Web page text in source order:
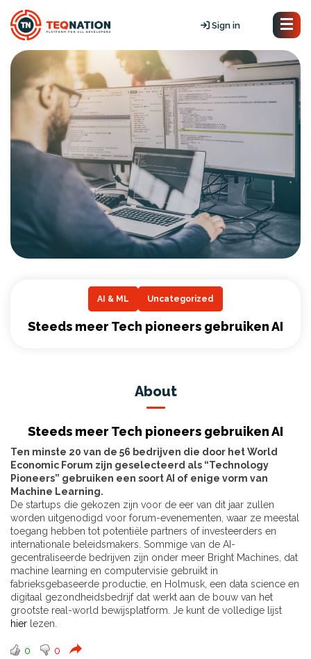
Sign in
AI & ML Uncategorized
Steeds meer Tech pioneers gebruiken AI
About
Steeds meer Tech pioneers gebruiken AI
Ten minste 20 van de 56 bedrijven die door het World
Economic Forum zijn geselecteerd als “Technology
Pioneers” gebruiken een soort AI of enige vorm van
Machine Learning.
De startups die gekozen zijn voor de eer van dit jaar zullen
worden uitgenodigd voor forum-evenementen, waar ze meestal
toegang hebben tot potentiële partners of investeerders en
internationale beleidsmakers. Sommige van de AI-
gecentraliseerde bedrijven zijn onder meer Bright Machines, dat
machine learning en computervisie gebruikt in
fabrieksgebaseerde productie, en Holmusk, een data science en
digitaal gezondheidsbedrijf dat werkt aan de bouw van het
grootste real-world bewijsplatform. Je kunt de volledige lijst
hier lezen.
0 0